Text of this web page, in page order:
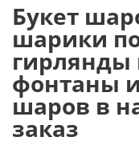
Букет
шарики
гирлянды
фонтаны
шаров в
заказ